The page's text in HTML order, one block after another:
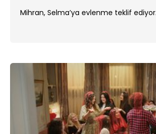
Mihran, Selma’ya evlenme teklif ediyor.